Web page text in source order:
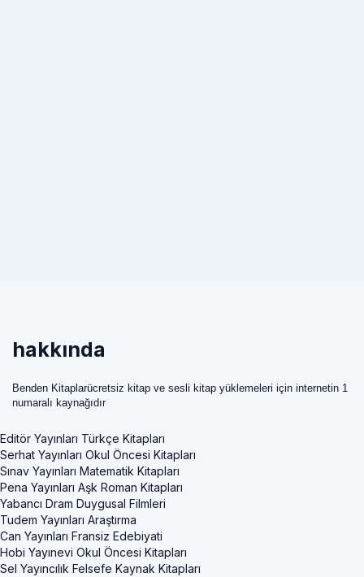
hakkında
Benden Kitaplarücretsiz kitap ve sesli kitap yüklemeleri için internetin 1
numaralı kaynağıdır
Editör Yayınları Türkçe Kitapları
Serhat Yayınları Okul Öncesi Kitapları
Sınav Yayınları Matematik Kitapları
Pena Yayınları Aşk Roman Kitapları
Yabancı Dram Duygusal Filmleri
Tudem Yayınları Araştırma
Can Yayınları Fransiz Edebiyati
Hobi Yayınevi Okul Öncesi Kitapları
Sel Yayıncılık Felsefe Kaynak Kitapları